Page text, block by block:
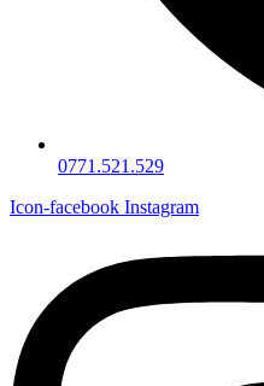
0771.521.529
Icon-facebook Instagram